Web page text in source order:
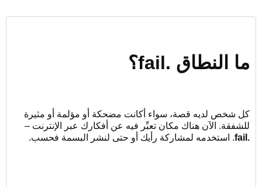
ما النطاق .fail‎؟
كل شخص لديه قصة، سواء أكانت مضحكة أو مؤلمة أو مثيرة
للشفقة. الآن هناك مكان تعبِّر فيه عن أفكارك عبر الإنترنت –
.fail‎
. استخدمه لمشاركة رأيك أو حتى لنشر البسمة فحسب.